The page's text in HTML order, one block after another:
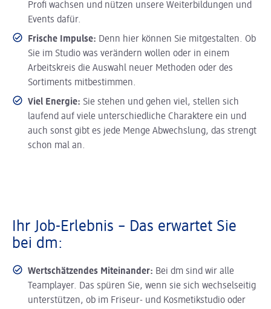
Profi wachsen und nützen unsere Weiterbildungen und
Events dafür.
Frische Impulse: Denn hier können Sie mitgestalten. Ob
Sie im Studio was verändern wollen oder in einem
Arbeitskreis die Auswahl neuer Methoden oder des
Sortiments mitbestimmen.
Viel Energie: Sie stehen und gehen viel, stellen sich
laufend auf viele unterschiedliche Charaktere ein und
auch sonst gibt es jede Menge Abwechslung, das strengt
schon mal an.
Ihr Job-Erlebnis – Das erwartet Sie
bei dm:
Wertschätzendes Miteinander: Bei dm sind wir alle
Teamplayer. Das spüren Sie, wenn sie sich wechselseitig
unterstützen, ob im Friseur- und Kosmetikstudio oder